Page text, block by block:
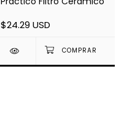
$24.29 USD